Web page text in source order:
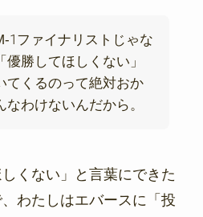
1ファイナリストじゃな
優勝してほしくない」
てくるのって絶対おか
なわけないんだから。
くない」と言葉にできた
わたしはエバースに「投